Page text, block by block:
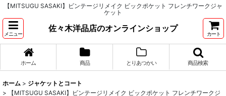
【MITSUGU SASAKI】ビンテージリメイク ビックポケット フレンチワークジャ
ケット
メニュー
佐々木洋品店のオンラインショップ
カート
ホーム 商品 とりあつかい 商品検索
ホーム > ジャケットとコート
>
【MITSUGU SASAKI】ビンテージリメイク ビックポケット フレンチワークジ